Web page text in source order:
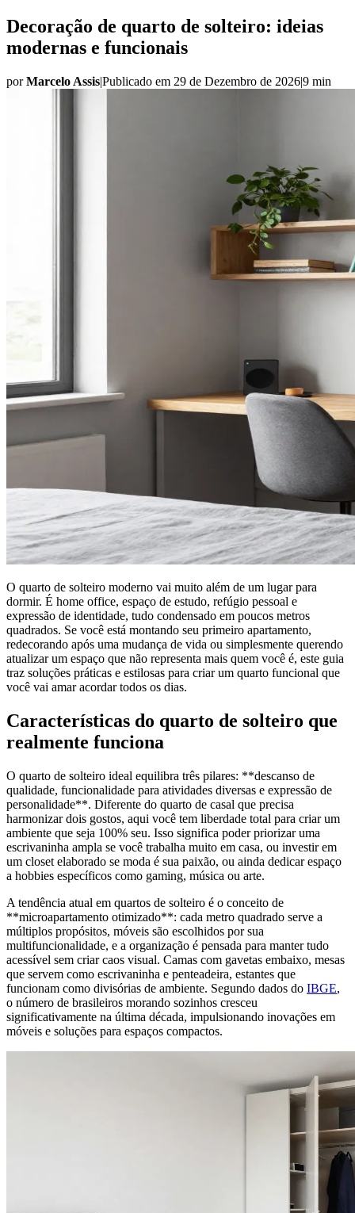
Decoração de quarto de solteiro: ideias
modernas e funcionais
porMarcelo Assis|Publicado em 29 de Dezembro de 2026|9 min
O quarto de solteiro moderno vai muito além de um lugar para
dormir. É home office, espaço de estudo, refúgio pessoal e
expressão de identidade, tudo condensado em poucos metros
quadrados. Se você está montando seu primeiro apartamento,
redecorando após uma mudança de vida ou simplesmente querendo
atualizar um espaço que não representa mais quem você é, este guia
traz soluções práticas e estilosas para criar um quarto funcional que
você vai amar acordar todos os dias.
Características do quarto de solteiro que
realmente funciona
O quarto de solteiro ideal equilibra três pilares: **descanso de
qualidade, funcionalidade para atividades diversas e expressão de
personalidade**. Diferente do quarto de casal que precisa
harmonizar dois gostos, aqui você tem liberdade total para criar um
ambiente que seja 100% seu. Isso significa poder priorizar uma
escrivaninha ampla se você trabalha muito em casa, ou investir em
um closet elaborado se moda é sua paixão, ou ainda dedicar espaço
a hobbies específicos como gaming, música ou arte.
A tendência atual em quartos de solteiro é o conceito de
**microapartamento otimizado**: cada metro quadrado serve a
múltiplos propósitos, móveis são escolhidos por sua
multifuncionalidade, e a organização é pensada para manter tudo
acessível sem criar caos visual. Camas com gavetas embaixo, mesas
que servem como escrivaninha e penteadeira, estantes que
funcionam como divisórias de ambiente. Segundo dados do IBGE,
o número de brasileiros morando sozinhos cresceu
significativamente na última década, impulsionando inovações em
móveis e soluções para espaços compactos.